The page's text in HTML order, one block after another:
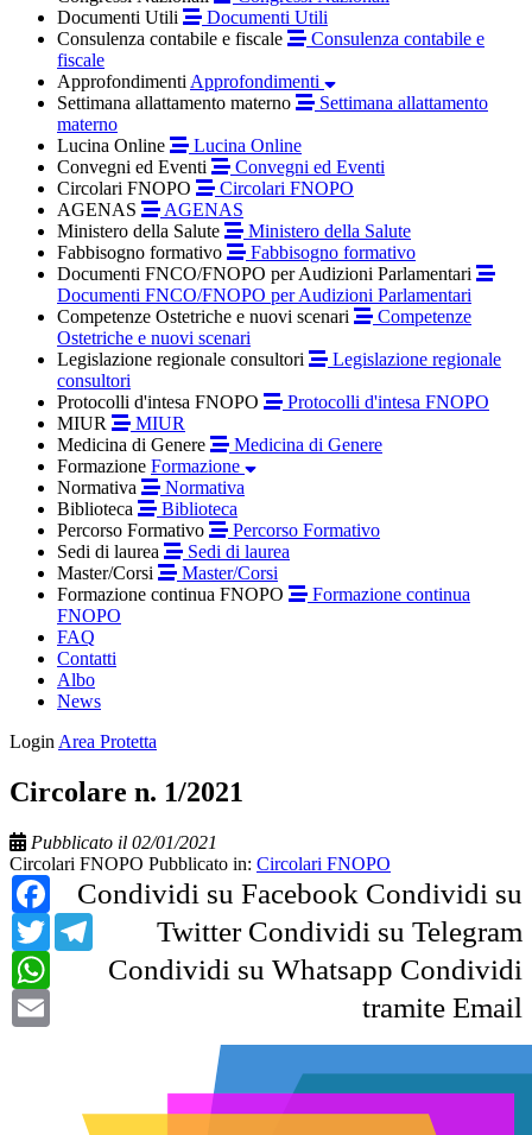
Documenti Utili
Documenti Utili
Consulenza contabile e fiscale
Consulenza contabile e
fiscale
Approfondimenti Approfondimenti
Settimana allattamento materno
Settimana allattamento
materno
Lucina Online
Lucina Online
Convegni ed Eventi
Convegni ed Eventi
Circolari FNOPO
Circolari FNOPO
AGENAS
AGENAS
Ministero della Salute
Ministero della Salute
Fabbisogno formativo
Fabbisogno formativo
Documenti FNCO/FNOPO per Audizioni Parlamentari
Documenti FNCO/FNOPO per Audizioni Parlamentari
Competenze Ostetriche e nuovi scenari
Competenze
Ostetriche e nuovi scenari
Legislazione regionale consultori
Legislazione regionale
consultori
Protocolli d'intesa FNOPO
Protocolli d'intesa FNOPO
MIUR
MIUR
Medicina di Genere
Medicina di Genere
Formazione Formazione
Normativa
Normativa
Biblioteca
Biblioteca
Percorso Formativo
Percorso Formativo
Sedi di laurea
Sedi di laurea
Master/Corsi
Master/Corsi
Formazione continua FNOPO
Formazione continua
FNOPO
FAQ
Contatti
Albo
News
Login Area Protetta
Circolare n. 1/2021
Pubblicato il 02/01/2021
Circolari FNOPO Pubblicato in: Circolari FNOPO
Condividi su Facebook
Facebook
Condividi su
Twitter
Twitter Condividi su Telegram
Telegram
Condividi su Whatsapp
WhatsApp
Condividi
tramite Email